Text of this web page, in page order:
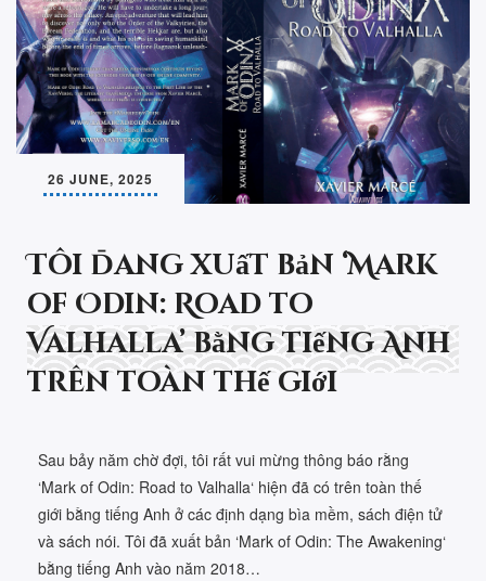
26 JUNE, 2025
Tôi đang xuất bản ‘Mark
of Odin: Road to
Valhalla’ bằng tiếng Anh
trên toàn thế giới
Sau bảy năm chờ đợi, tôi rất vui mừng thông báo rằng
‘Mark of Odin: Road to Valhalla‘ hiện đã có trên toàn thế
giới bằng tiếng Anh ở các định dạng bìa mềm, sách điện tử
và sách nói. Tôi đã xuất bản ‘Mark of Odin: The Awakening‘
bằng tiếng Anh vào năm 2018…